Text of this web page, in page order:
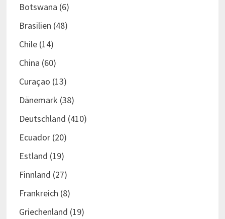
Botswana (6)
Brasilien (48)
Chile(14)
China (60)
Curaçao (13)
Dänemark (38)
Deutschland (410)
Ecuador(20)
Estland (19)
Finnland (27)
Frankreich (8)
Griechenland (19)